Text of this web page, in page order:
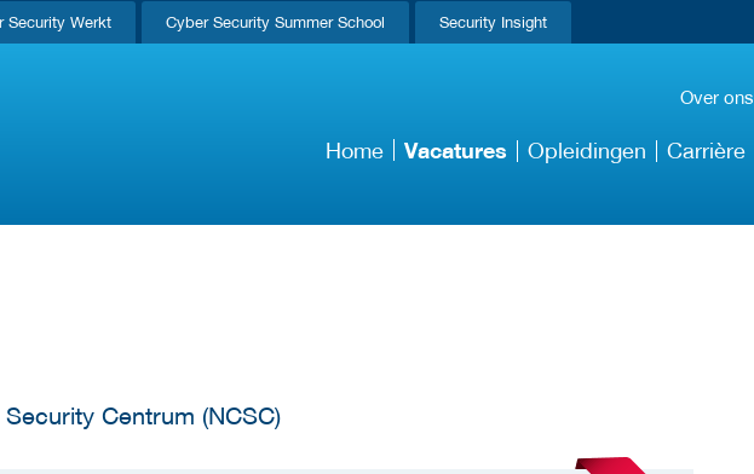
Security Werkt Cyber Security Summer School Security Insight
Over ons
Home Vacatures Opleidingen Carrière
Centrum (NCSC)